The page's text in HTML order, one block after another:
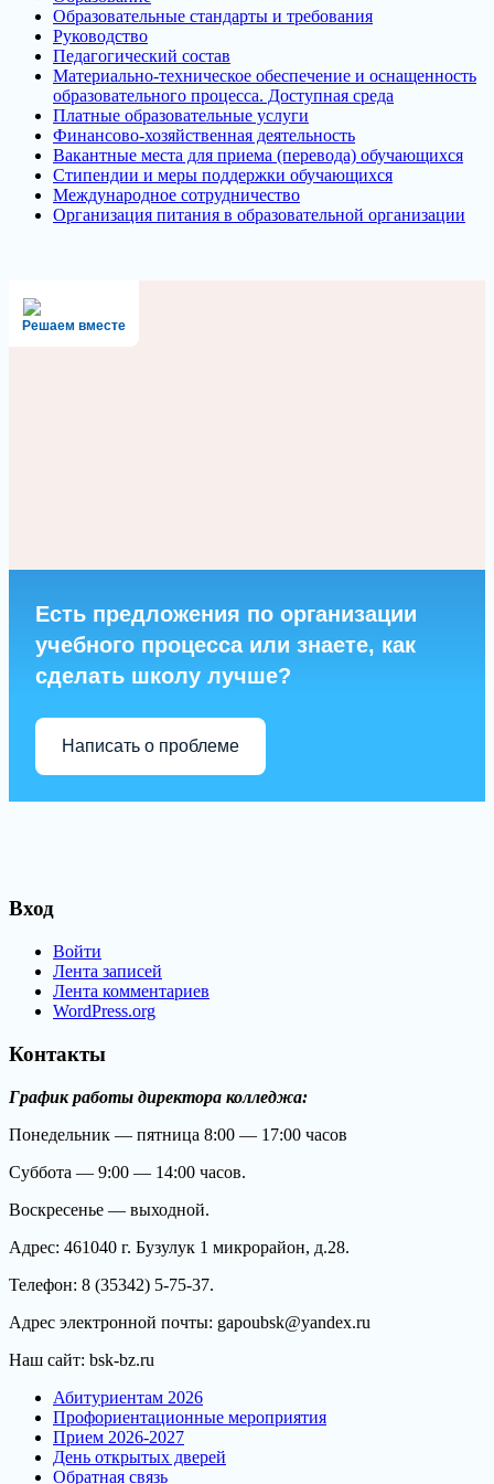
Образовательные стандарты и требования
Руководство
Педагогический состав
Материально-техническое обеспечение и оснащенность
образовательного процесса. Доступная среда
Платные образовательные услуги
Финансово-хозяйственная деятельность
Вакантные места для приема (перевода) обучающихся
Стипендии и меры поддержки обучающихся
Международное сотрудничество
Организация питания в образовательной организации
Решаем вместе
Есть предложения по организации
учебного процесса или знаете, как
сделать школу лучше?
Написать о проблеме
Вход
Войти
Лента записей
Лента комментариев
WordPress.org
Контакты
График работы директора колледжа:
Понедельник — пятница 8:00 — 17:00 часов
Суббота — 9:00 — 14:00 часов.
Воскресенье — выходной.
Адрес: 461040 г. Бузулук 1 микрорайон, д.28.
Телефон: 8 (35342) 5-75-37.
Адрес электронной почты: gapoubsk@yandex.ru
Наш сайт: bsk-bz.ru
Абитуриентам 2026
Профориентационные мероприятия
Прием 2026-2027
День открытых дверей
Обратная связь